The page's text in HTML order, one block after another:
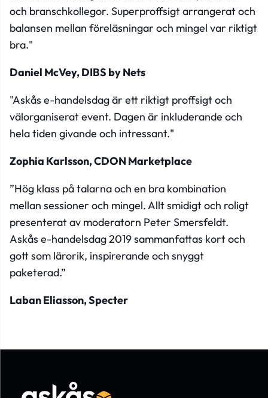
och branschkollegor. Superproffsigt arrangerat och
balansen mellan föreläsningar och mingel var riktigt
bra."
Daniel McVey, DIBS by Nets
"Askås e-handelsdag är ett riktigt proffsigt och
välorganiserat event. Dagen är inkluderande och
hela tiden givande och intressant."
Zophia Karlsson, CDON Marketplace
”Hög klass på talarna och en bra kombination
mellan sessioner och mingel. Allt smidigt och roligt
presenterat av moderatorn Peter Smersfeldt.
Askås e-handelsdag 2019 sammanfattas kort och
gott som lärorik, inspirerande och snyggt
paketerad.”
Laban Eliasson, Specter